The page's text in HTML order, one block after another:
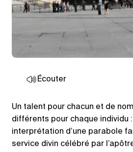
Écouter
Un talent pour chacun et de
différents pour chaque individu
interprétation d’une parabole
service divin célébré par